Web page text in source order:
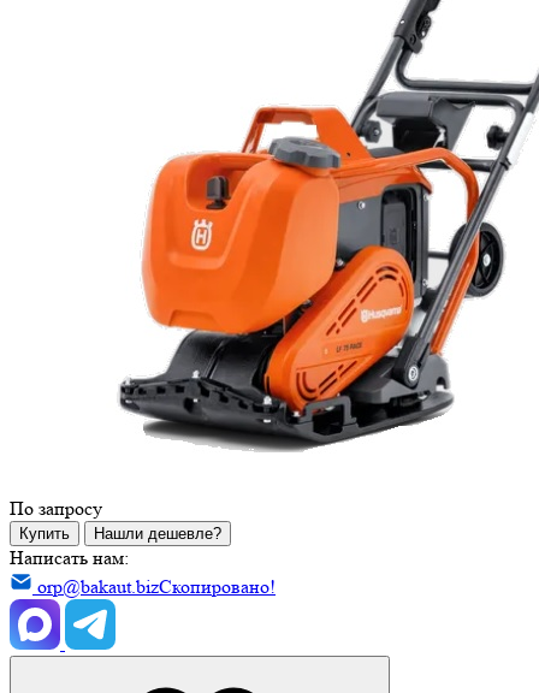
По запросу
Купить Нашли дешевле?
Написать нам:
orp@bakaut.bizСкопировано!